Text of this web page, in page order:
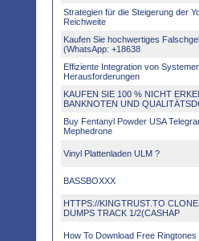
Strategien für die Steigerung der
Reichweite
Kaufen Sie hochwertiges
(WhatsApp: +18638
Effiziente Integration von
Herausforderungen
KAUFEN SIE 100 % NICHT
BANKNOTEN UND
Buy Fentanyl Powder USA
Mephedrone
Vinyl Plattenladen ULM ?
BASSBOXXX
HTTPS://KINGTRUST.TO
DUMPS TRACK 1/2(CASHAP
How To Download Free